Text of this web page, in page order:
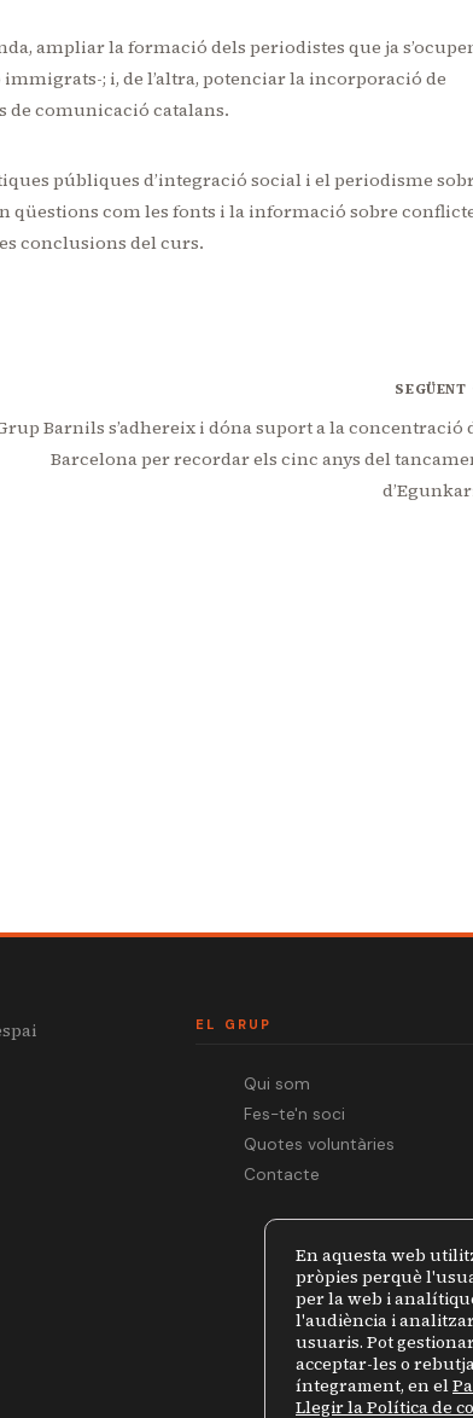
ampliar la formació dels periodistes que ja
; i, de l’altra, potenciar la incorporació de
de comunicació catalans.
públiques d’integració social i el periodisme
qüestions com les fonts i la informació sobre
conclusions del curs.
SEGÜENT
Barnils s’adhereix i dóna suport a la concentració
Barcelona per recordar els cinc anys del
EL GRUP
Qui som
Fes-te'n soci
Quotes voluntàries
Contacte
En aquesta web
pròpies perquè
per la web i
l'audiència i
usuaris. Pot
acceptar-les o
íntegrament, en el
Llegir la Política de